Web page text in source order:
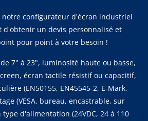
Nos configurateurs
configurateur d'écran industriel
d'obtenir un devis personnalisé et
pour point à votre besoin !
7" à 23", luminosité haute ou basse,
écran tactile résistif ou capacitif,
(EN50155, EN45545-2, E-Mark,
(VESA, bureau, encastrable, sur
d'alimentation (24VDC, 24 à 110